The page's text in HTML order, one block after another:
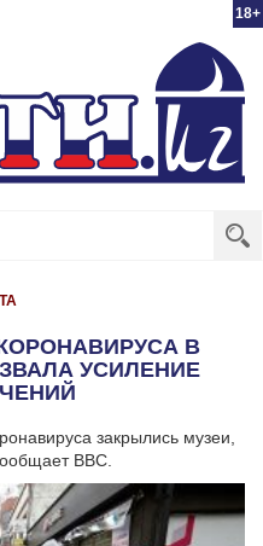
18+
В
УСИЛЕНИЕ
закрылись музеи,
ВВС.